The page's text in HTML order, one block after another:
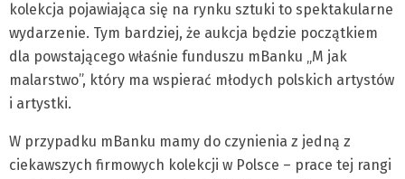
kolekcja pojawiająca się na rynku sztuki to spektakularne
wydarzenie. Tym bardziej, że aukcja będzie początkiem
dla powstającego właśnie funduszu mBanku „M jak
malarstwo”, który ma wspierać młodych polskich artystów
i artystki.
W przypadku mBanku mamy do czynienia z jedną z
ciekawszych firmowych kolekcji w Polsce – prace tej rangi